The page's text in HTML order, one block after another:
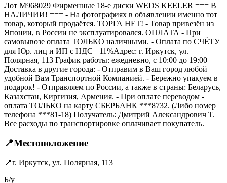
Лот M968029 Фирменные 18-е диски WEDS KEELER === B
НАЛИЧИИ! === - На фотографиях в объявлении именно тот
товар, который продаётся. ТОРГА НЕТ! - Товар привезён из
Японии, в России не эксплуатировался. ОПЛАТА - При
самовывозе оплата ТОЛЬКО наличными. - Оплата по СЧЁТУ
для Юр. лиц и ИП с НДС +11%Адрес: г. Иркутск, ул.
Полярная, 113 График работы: ежедневно, с 10:00 до 19:00
Доставка в другие города: - Отправим в Ваш город любой
удобной Вам Транспортной Компанией. - Бережно упакуем в
подарок! - Отправляем по России, а также в страны: Беларусь,
Казахстан, Киргизия, Армения. - При оплате переводом -
оплата ТОЛЬКО на карту СБЕРБАНК ***8732. (Либо номер
телефона ***81-18) Получатель: Дмитрий Александрович Т.
Все расходы по транспортировке оплачивает покупатель.
📍Местоположение
📍г. Иркутск, ул. Полярная, 113
Б/у